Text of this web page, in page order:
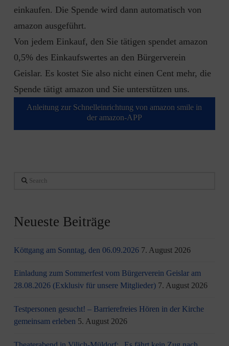
einkaufen. Die Spende wird dann automatisch von
amazon ausgeführt.
Von jedem Einkauf, den Sie tätigen spendet amazon
0,5% des Einkaufswertes an den Bürgerverein
Geislar. Es kostet Sie also nicht einen Cent mehr, die
Spende tätigt amazon und Sie unterstützen uns.
Anleitung zur Schnelleinrichtung von amazon smile in
der amazon-APP
Search
Neueste Beiträge
Köttgang am Sonntag, den 06.09.2026 7. August 2026
Einladung zum Sommerfest vom Bürgerverein Geislar am
28.08.2026 (Exklusiv für unsere Mitglieder) 7. August 2026
Testpersonen gesucht! – Barrierefreies Hören in der Kirche
gemeinsam erleben 5. August 2026